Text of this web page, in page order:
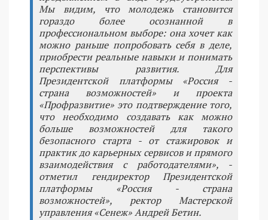
Мы видим, что молодежь становится
гораздо более осознанной в
профессиональном выборе: она хочет как
можно раньше попробовать себя в деле,
приобрести реальные навыки и понимать
перспективы развития. Для
Президентской платформы «Россия -
страна возможностей» и проекта
«Профразвитие» это подтверждение того,
что необходимо создавать как можно
больше возможностей для такого
безопасного старта - от стажировок и
практик до карьерных сервисов и прямого
взаимодействия с работодателями», -
отметил гендиректор Президентской
платформы «Россия - страна
возможностей», ректор Мастерской
управления «Сенеж» Андрей Бетин.